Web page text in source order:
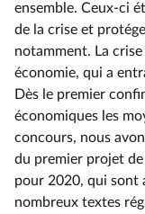
ensemble. Ceux-ci
de la crise et
notamment. La
économie, qui a
Dès le premier
économiques les
concours, nous
du premier projet
pour 2020, qui sont
nombreux textes